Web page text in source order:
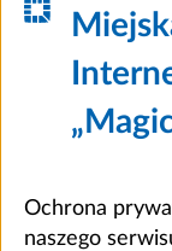
Ochrona
naszego